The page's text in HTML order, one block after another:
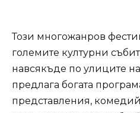
Този многожанров
големите културни
навсякъде по улиците
предлага богата
представления,